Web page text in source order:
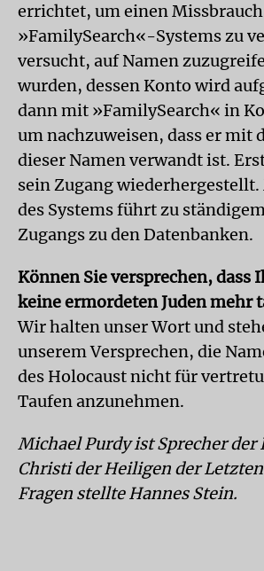
errichtet, um einen Missbrauch
»FamilySearch«-Systems zu
versucht, auf Namen
wurden, dessen Konto wird
dann mit »FamilySearch« in
um nachzuweisen, dass er mit
dieser Namen verwandt ist.
sein Zugang
des Systems führt zu
Zugangs zu den Datenbanken.
Können Sie versprechen, dass
keine ermordeten Juden mehr
Wir halten unser Wort und
unserem Versprechen, die
des Holocaust nicht für
Taufen anzunehmen.
Michael Purdy ist Sprecher der
Christi der Heiligen der
Fragen stellte Hannes Stein.